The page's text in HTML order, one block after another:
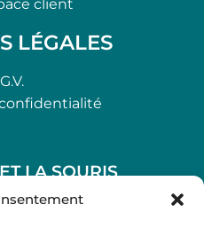
client
LÉGALES
LA SOURIS
LANGON